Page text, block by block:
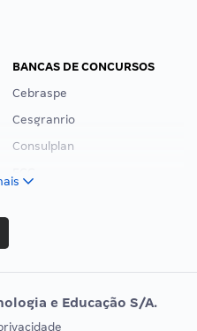
BANCAS DE CONCURSOS
Cebraspe
Cesgranrio
Consulplan
Vunespe Educação S/A.